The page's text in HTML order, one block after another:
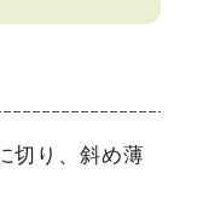
切り、斜め薄